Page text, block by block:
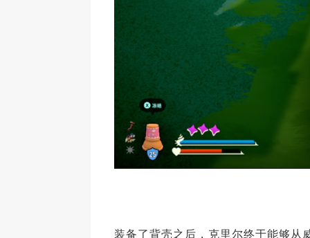
装备了背壳之后，克里尔终于能够从